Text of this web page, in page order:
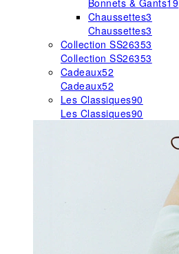
Bonnets & Gants19
Chaussettes3
Chaussettes3
Collection SS26353
Collection SS26353
Cadeaux52
Cadeaux52
Les Classiques90
Les Classiques90